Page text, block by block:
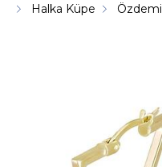
Halka Küpe